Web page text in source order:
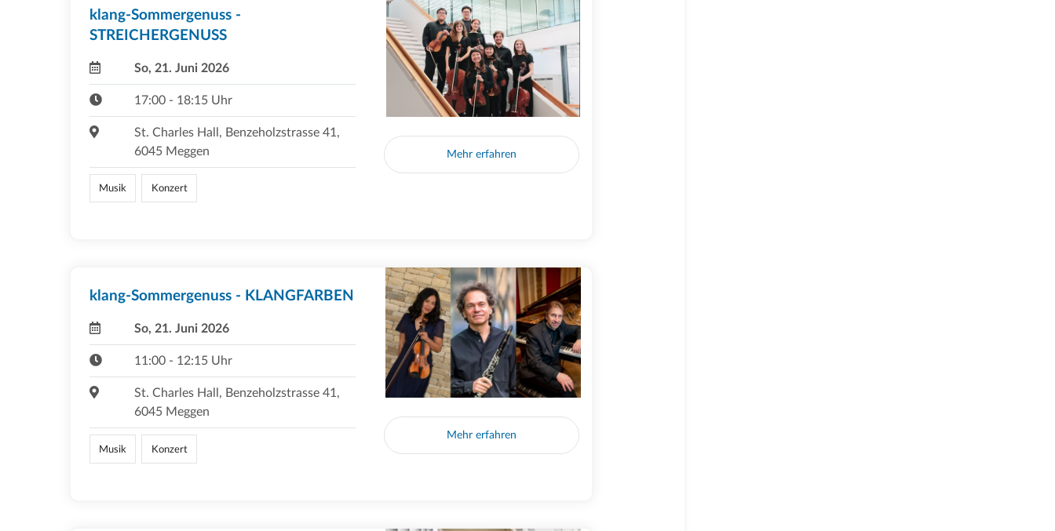
klang-Sommergenuss -
STREICHERGENUSS
So, 21. Juni 2026
17:00 - 18:15 Uhr
St. Charles Hall, Benzeholzstrasse 41,
6045 Meggen
Musik Konzert
Mehr erfahren
klang-Sommergenuss - KLANGFARBEN
So, 21. Juni 2026
11:00 - 12:15 Uhr
St. Charles Hall, Benzeholzstrasse 41,
6045 Meggen
Musik Konzert
Mehr erfahren